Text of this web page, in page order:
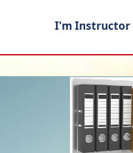
I'm Instructor